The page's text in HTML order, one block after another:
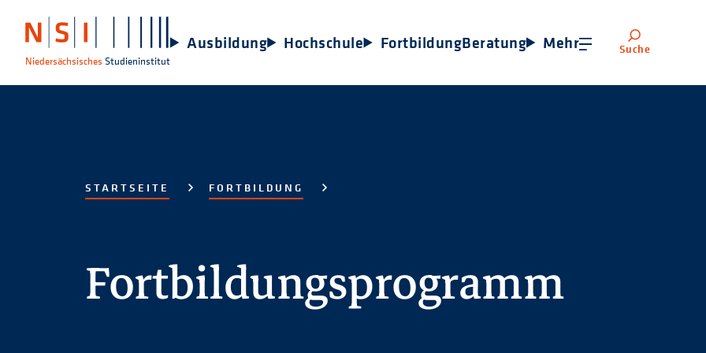
Niedersächsisches Studieninstitut
Ausbildung Hochschule FortbildungBeratung Mehr Suche
STARTSEITE FORTBILDUNG
Fortbildungsprogramm